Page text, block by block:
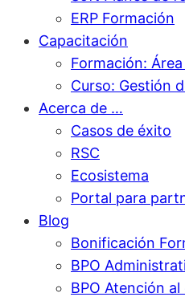
ERP Formación
Capacitación
Formación:
Curso: Gestión
Acerca de …
Casos de éxito
RSC
Ecosistema
Portal para
Blog
Bonificación
BPO
BPO Atención